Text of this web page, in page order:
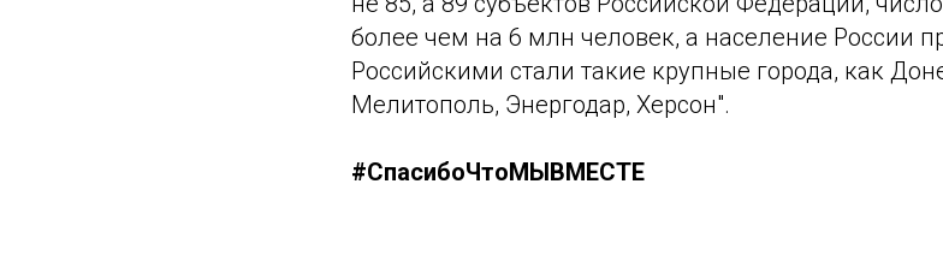
более чем на 6 млн человек, а население России
Российскими стали такие крупные города, как
Мелитополь, Энергодар, Херсон".
#СпасибоЧтоМЫВМЕСТЕ